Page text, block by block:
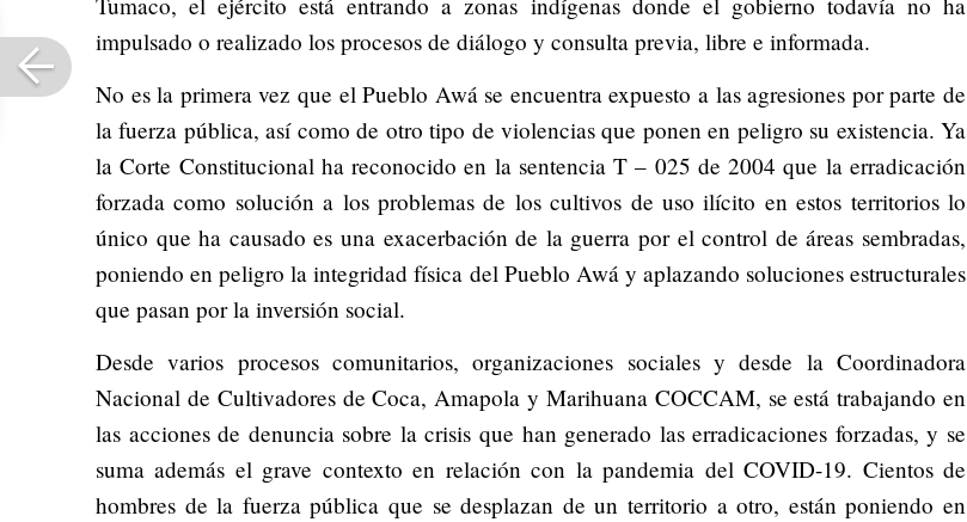
impulsado o realizado los procesos de diálogo y consulta previa, libre e informada.
No es la primera vez que el Pueblo Awá se encuentra expuesto a las agresiones por parte de
la fuerza pública, así como de otro tipo de violencias que ponen en peligro su existencia. Ya
la Corte Constitucional ha reconocido en la sentencia T – 025 de 2004 que la erradicación
forzada como solución a los problemas de los cultivos de uso ilícito en estos territorios lo
único que ha causado es una exacerbación de la guerra por el control de áreas sembradas,
poniendo en peligro la integridad física del Pueblo Awá y aplazando soluciones estructurales
que pasan por la inversión social.
Desde varios procesos comunitarios, organizaciones sociales y desde la Coordinadora
Nacional de Cultivadores de Coca, Amapola y Marihuana COCCAM, se está trabajando en
las acciones de denuncia sobre la crisis que han generado las erradicaciones forzadas, y se
suma además el grave contexto en relación con la pandemia del COVID-19. Cientos de
hombres de la fuerza pública que se desplazan de un territorio a otro, están poniendo en